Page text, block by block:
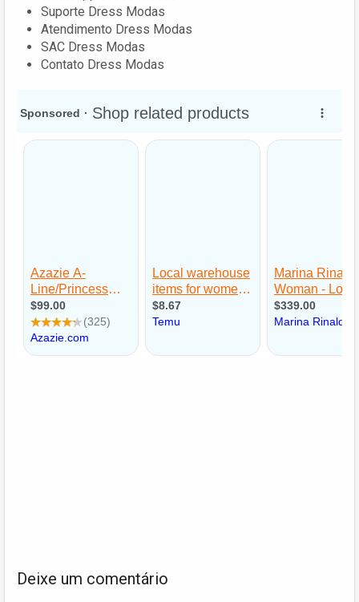
Suporte Dress Modas
Atendimento Dress Modas
SAC Dress Modas
Contato Dress Modas
Deixe um comentário